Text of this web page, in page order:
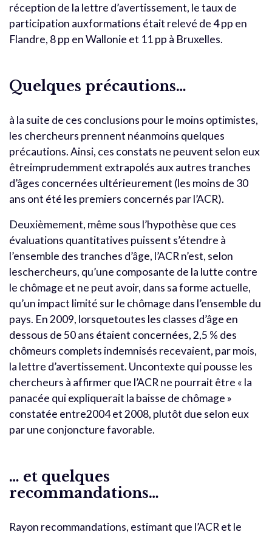
réception de la lettre d’avertissement, le taux de
participation auxformations était relevé de 4 pp en
Flandre, 8 pp en Wallonie et 11 pp à Bruxelles.
Quelques précautions…
à la suite de ces conclusions pour le moins optimistes,
les chercheurs prennent néanmoins quelques
précautions. Ainsi, ces constats ne peuvent selon eux
êtreimprudemment extrapolés aux autres tranches
d’âges concernées ultérieurement (les moins de 30
ans ont été les premiers concernés par l’ACR).
Deuxièmement, même sous l’hypothèse que ces
évaluations quantitatives puissent s’étendre à
l’ensemble des tranches d’âge, l’ACR n’est, selon
leschercheurs, qu’une composante de la lutte contre
le chômage et ne peut avoir, dans sa forme actuelle,
qu’un impact limité sur le chômage dans l’ensemble du
pays. En 2009, lorsquetoutes les classes d’âge en
dessous de 50 ans étaient concernées, 2,5 % des
chômeurs complets indemnisés recevaient, par mois,
la lettre d’avertissement. Uncontexte qui pousse les
chercheurs à affirmer que l’ACR ne pourrait être « la
panacée qui expliquerait la baisse de chômage »
constatée entre2004 et 2008, plutôt due selon eux
par une conjoncture favorable.
… et quelques
recommandations…
Rayon recommandations, estimant que l’ACR et le